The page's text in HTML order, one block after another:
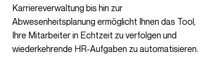
Karriereverwaltung bis hin zur
Abwesenheitsplanung ermöglicht Ihnen das Tool,
Ihre Mitarbeiter in Echtzeit zu verfolgen und
wiederkehrende HR-Aufgaben zu automatisieren.